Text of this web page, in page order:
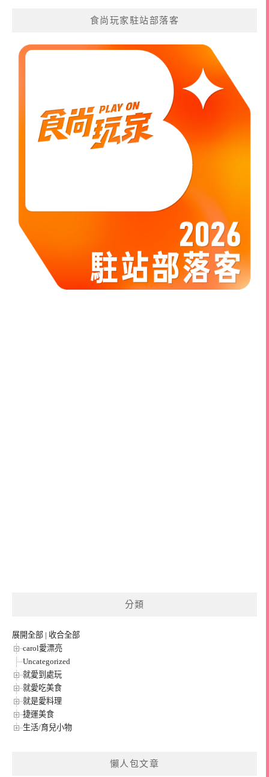
食尚玩家駐站部落客
分類
展開全部 | 收合全部
carol愛漂亮
Uncategorized
就愛到處玩
就愛吃美食
就是愛料理
捷運美食
生活/育兒小物
懶人包文章